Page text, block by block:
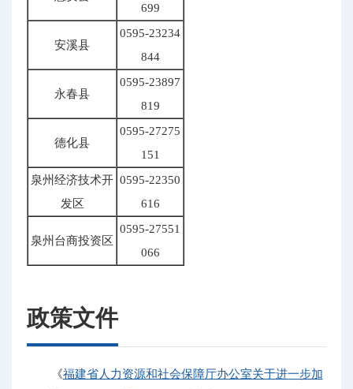
699
安溪县
0595-23234
844
永春县
0595-23897
819
德化县
0595-27275
151
泉州经济技术开
发区
0595-22350
616
泉州台商投资区
0595-27551
066
政策文件
《福建省人力资源和社会保障厅办公室关于进一步加